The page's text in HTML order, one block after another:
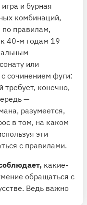
и бурная
комбинаций,
правилам,
40-м годам 19
или
сочинением фуги:
требует, конечно,
—
разумеется,
в том, на каком
эти
с правилами.
какие-
обращаться с
Ведь важно
а что-то